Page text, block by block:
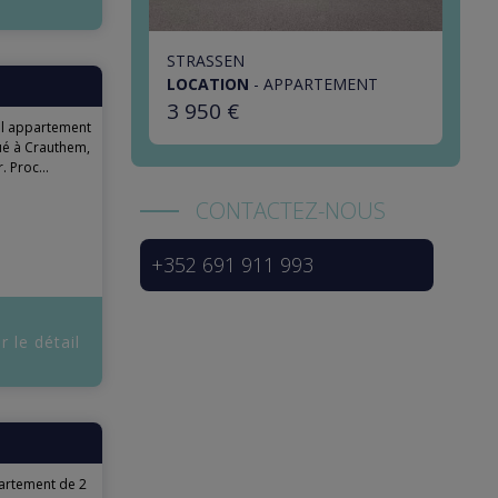
appartement
à Crauthem,
Proc...
le détail
de 2
STRASSEN
LOCATION - APPARTEMENT
3 950 €
CONTACTEZ-NOUS
+352 691 911 993